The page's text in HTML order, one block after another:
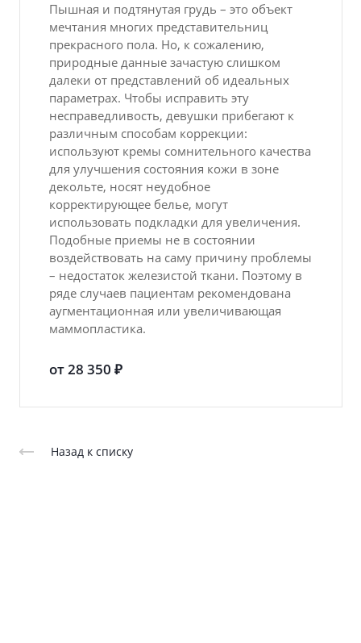
Пышная и подтянутая грудь – это объект
мечтания многих представительниц
прекрасного пола. Но, к сожалению,
природные данные зачастую слишком
далеки от представлений об идеальных
параметрах. Чтобы исправить эту
несправедливость, девушки прибегают к
различным способам коррекции:
используют кремы сомнительного качества
для улучшения состояния кожи в зоне
декольте, носят неудобное
корректирующее белье, могут
использовать подкладки для увеличения.
Подобные приемы не в состоянии
воздействовать на саму причину проблемы
– недостаток железистой ткани. Поэтому в
ряде случаев пациентам рекомендована
аугментационная или увеличивающая
маммопластика.
от 28 350 ₽
Назад к списку